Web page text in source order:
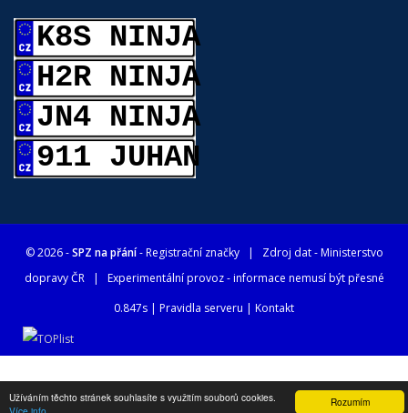
Rozumím
Užíváním těchto stránek souhlasíte s využitím souborů cookies.
K8S NINJA
H2R NINJA
JN4 NINJA
911 JUHAN
© 2026 -SPZ na přání- Registrační značky| Zdroj dat -Ministerstvo
dopravy ČR| Experimentální provoz - informace nemusí být přesné
0.847s | Pravidla serveru | Kontakt